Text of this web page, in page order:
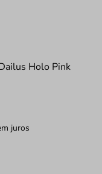
Holo Pink
juros